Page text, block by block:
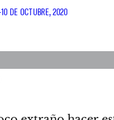
10 DE OCTUBRE, 2020